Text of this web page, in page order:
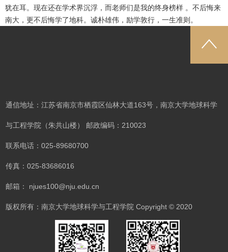
犹在耳。现在还在学术界沉浮，而老师们是我的终身榜样 。不后悔来
南大，更不后悔学了地科。诚朴雄伟，励学敦行，一生准则。
通信地址：江苏省南京市栖霞区仙林大道163号，南京大学地球科学
与工程学院（朱共山楼） 邮政编码：210023
联系电话：025-89680700
传真：025-83686016
邮箱： njues100@nju.edu.cn
版权所有：南京大学地球科学与工程学院 Copyright © 2020